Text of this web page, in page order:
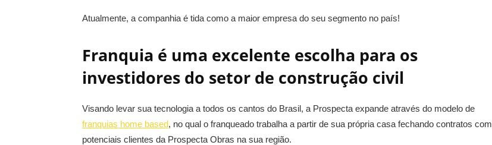
Atualmente, a companhia é tida como a maior empresa do seu segmento no país!
Franquia é uma excelente escolha para os
investidores do setor de construção civil
Visando levar sua tecnologia a todos os cantos do Brasil, a Prospecta expande através do modelo de
franquias home based, no qual o franqueado trabalha a partir de sua própria casa fechando contratos com
potenciais clientes da Prospecta Obras na sua região.